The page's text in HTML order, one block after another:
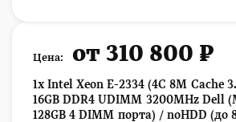
Цена: от 310 800 ₽
1x Intel Xeon E-2334 (4C 8M Cache
16GB DDR4 UDIMM 3200MHz Dell
128GB 4 DIMM порта) / noHDD (до